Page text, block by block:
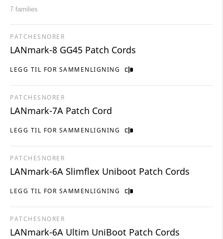
7 families
LEGG TIL FOR SAMMENLIGNING
PATCHESNORER
LANmark-8 GG45 Patch Cords
LEGG TIL FOR SAMMENLIGNING
PATCHESNORER
LANmark-7A Patch Cord
LEGG TIL FOR SAMMENLIGNING
PATCHESNORER
LANmark-6A Slimflex Uniboot Patch Cords
PATCHESNORER
LANmark-6A Ultim UniBoot Patch Cords